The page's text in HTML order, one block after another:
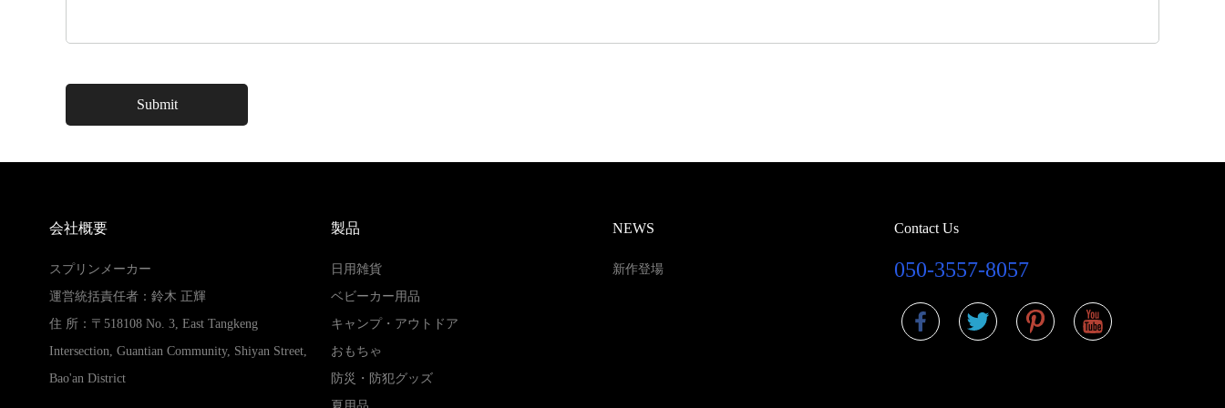
会社概要
スプリンメーカー
運営統括責任者：鈴木 正輝
住 所：〒518108 No. 3, East Tangkeng
Intersection, Guantian Community, Shiyan Street,
Bao'an District
製品
日用雑貨
ベビーカー用品
キャンプ・アウトドア
おもちゃ
防災・防犯グッズ
NEWS
新作登場
Contact Us
050-3557-8057